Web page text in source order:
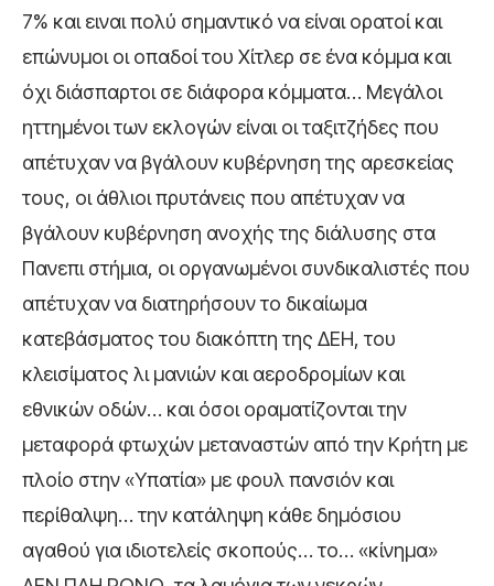
7% και ειναι πολύ σημαντικό να είναι ορατοί και
επώνυμοι οι οπαδοί του Χίτλερ σε ένα κόμμα και
όχι διάσπαρτοι σε διάφορα κόμματα… Μεγάλοι
ηττημένοι των εκλογών είναι οι ταξιτζήδες που
απέτυχαν να βγάλουν κυβέρνηση της αρεσκείας
τους, οι άθλιοι πρυτάνεις που απέτυχαν να
βγάλουν κυβέρνηση ανοχής της διάλυσης στα
Πανεπι στήμια, οι οργανωμένοι συνδικαλιστές που
απέτυχαν να διατηρήσουν το δικαίωμα
κατεβάσματος του διακόπτη της ΔΕΗ, του
κλεισίματος λι μανιών και αεροδρομίων και
εθνικών οδών… και όσοι οραματίζονται την
μεταφορά φτωχών μεταναστών από την Κρήτη με
πλοίο στην «Υπατία» με φουλ πανσιόν και
περίθαλψη… την κατάληψη κάθε δημόσιου
αγαθού για ιδιοτελείς σκοπούς… το… «κίνημα»